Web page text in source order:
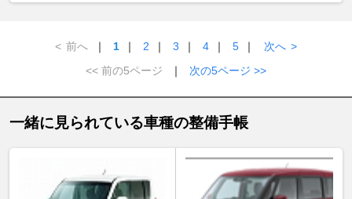
< 前へ ｜ 1 ｜ 2 ｜ 3 ｜ 4 ｜ 5 ｜ 次へ >
<< 前の5ページ
｜ 次の5ページ >>
一緒に見られている車種の整備手帳